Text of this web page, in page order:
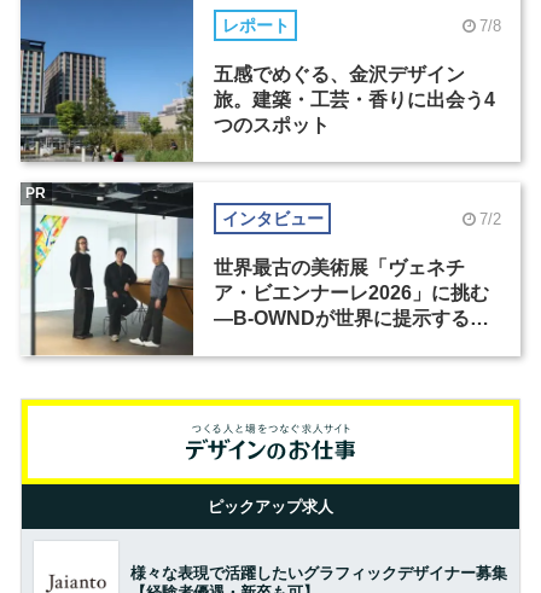
レポート 7/8
五感でめぐる、金沢デザイン
旅。建築・工芸・香りに出会う4
つのスポット
インタビュー 7/2
世界最古の美術展「ヴェネチ
ア・ビエンナーレ2026」に挑む
―B-OWNDが世界に提示する美
PR
ピックアップ求人
様々な表現で活躍したいグラフィックデザイナー募集